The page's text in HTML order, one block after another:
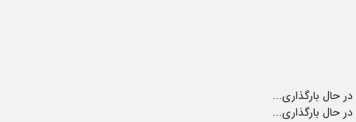
در حال بارگذاری...
در حال بارگذاری...